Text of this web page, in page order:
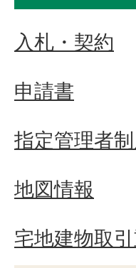
入札・契約
申請書
指定管理者
地図情報
宅地建物取